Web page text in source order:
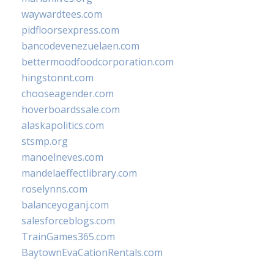
waywardtees.com
pidfloorsexpress.com
bancodevenezuelaen.com
bettermoodfoodcorporation.com
hingstonnt.com
chooseagender.com
hoverboardssale.com
alaskapolitics.com
stsmp.org
manoelneves.com
mandelaeffectlibrary.com
roselynns.com
balanceyoganj.com
salesforceblogs.com
TrainGames365.com
BaytownEvaCationRentals.com